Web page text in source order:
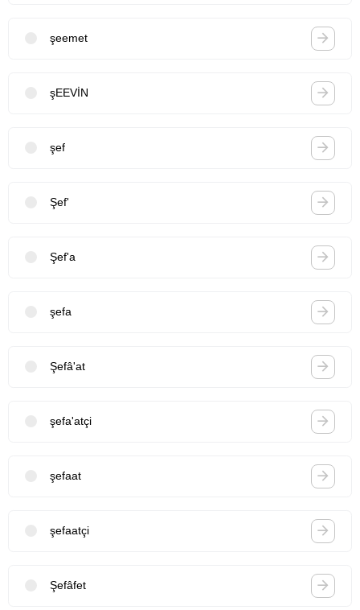
şeemet
şEEVİN
şef
Şef'
Şef'a
şefa
Şefâ'at
şefa'atçi
şefaat
şefaatçi
Şefâfet